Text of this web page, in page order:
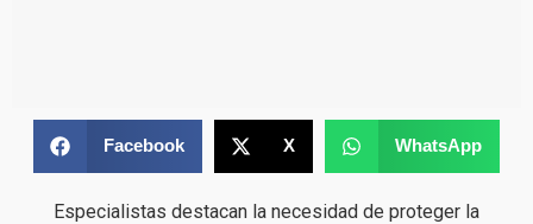
Facebook X WhatsApp
Especialistas destacan la necesidad de proteger la